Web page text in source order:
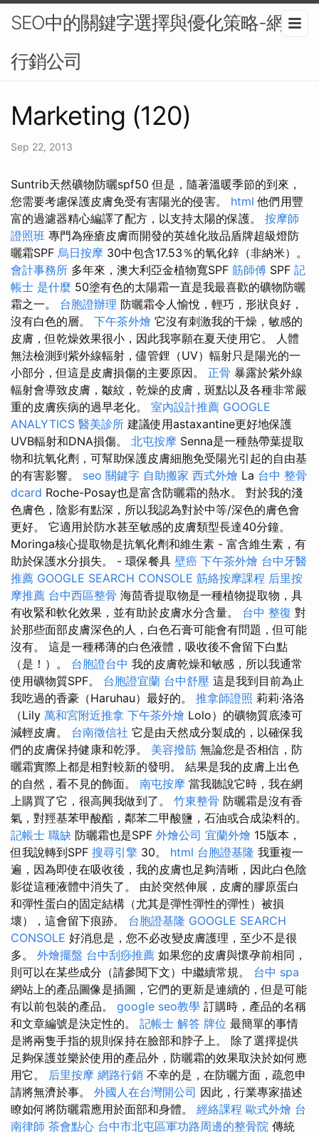
SEO中的關鍵字選擇與優化策略-網路
行銷公司
Marketing (120)
Sep 22, 2013
Suntrib天然礦物防曬spf50 但是，隨著溫暖季節的到來，
您需要考慮保護皮膚免受有害陽光的侵害。 html 他們用豐
富的過濾器精心編譯了配方，以支持太陽的保護。 按摩師
證照班 專門為痤瘡皮膚而開發的英雄化妝品盾牌超級燈防
曬霜SPF 烏日按摩 30中包含17.53％的氧化鋅（非納米）。
會計事務所 多年來，澳大利亞金植物寬SPF 筋師傅 SPF 記
帳士 是什麼 50塗有色的太陽霜一直是我最喜歡的礦物防曬
霜之一。 台胞證辦理 防曬霜令人愉悅，輕巧，形狀良好，
沒有白色的層。 下午茶外燴 它沒有刺激我的干燥，敏感的
皮膚，但乾燥效果很小，因此我寧願在夏天使用它。 人體
無法檢測到紫外線輻射，儘管鋰（UV）輻射只是陽光的一
小部分，但這是皮膚損傷的主要原因。 正骨 暴露於紫外線
輻射會導致皮膚，皺紋，乾燥的皮膚，斑點以及各種非常嚴
重的皮膚疾病的過早老化。 室內設計推薦 GOOGLE
ANALYTICS 醫美診所 建議使用astaxantine更好地保護
UVB輻射和DNA損傷。 北屯按摩 Senna是一種熱帶葉提取
物和抗氧化劑，可幫助保護皮膚細胞免受陽光引起的自由基
的有害影響。 seo 關鍵字 自助搬家 西式外燴 La 台中 整骨
dcard Roche-Posay也是富含防曬霜的熱水。 對於我的淺
色膚色，陰影有點深，所以我認為對於中等/深色的膚色會
更好。 它適用於防水甚至敏感的皮膚類型長達40分鐘。
Moringa核心提取物是抗氧化劑和維生素 - 富含維生素，有
助於保護水分損失。 - 環保餐具 壁癌 下午茶外燴 台中牙醫
推薦 GOOGLE SEARCH CONSOLE 筋絡按摩課程 后里按
摩推薦 台中西區整骨 海茴香提取物是一種植物提取物，具
有收緊和軟化效果，並有助於皮膚水分含量。 台中 整復 對
於那些面部皮膚深色的人，白色石膏可能會有問題，但可能
沒有。 這是一種稀薄的白色液體，吸收後不會留下白點
（是！）。 台胞證台中 我的皮膚乾燥和敏感，所以我通常
使用礦物質SPF。 台胞證宜蘭 台中舒壓 這是我到目前為止
我吃過的香豪（Haruhau）最好的。 推拿師證照 莉莉·洛洛
（Lily 萬和宮附近推拿 下午茶外燴 Lolo）的礦物質底漆可
減輕皮膚。 台南徵信社 它是由天然成分製成的，以確保我
們的皮膚保持健康和乾淨。 美容撥筋 無論您是否相信，防
曬霜實際上都是相對較新的發明。 結果是我的皮膚上出色
的自然，看不見的飾面。 南屯按摩 當我聽說它時，我在網
上購買了它，很高興我做到了。 竹東整骨 防曬霜是沒有香
氣，對羥基苯甲酸酯，鄰苯二甲酸鹽，石油或合成染料的。
記帳士 職缺 防曬霜也是SPF 外燴公司 宜蘭外燴 15版本，
但我說轉到SPF 搜尋引擎 30。 html 台胞證基隆 我重複一
遍，因為即使在吸收後，我的皮膚也足夠清晰，因此白色陰
影從這種液體中消失了。 由於突然伸展，皮膚的膠原蛋白
和彈性蛋白的固定結構（尤其是彈性彈性的彈性）被損
壞），這會留下痕跡。 台胞證基隆 GOOGLE SEARCH
CONSOLE 好消息是，您不必改變皮膚護理，至少不是很
多。 外燴擺盤 台中刮痧推薦 如果您的皮膚與懷孕前相同，
則可以在某些成分（請參閱下文）中繼續常規。 台中 spa
網站上的產品圖像是插圖，它們的更新是連續的，但是可能
有以前包裝的產品。 google seo教學 訂購時，產品的名稱
和文章編號是決定性的。 記帳士 解答 牌位 最簡單的事情
是將兩隻手指的規則保持在臉部和脖子上。 除了選擇提供
足夠保護並樂於使用的產品外，防曬霜的效果取決於如何應
用它。 后里按摩 網路行銷 不幸的是，在防曬方面，疏忽申
請將無濟於事。 外國人在台灣開公司 因此，行業專家描述
瞭如何將防曬霜應用於面部和身體。 經絡課程 歐式外燴 台
南律師 茶會點心 台中市北屯區軍功路周邊的整骨院 傳統